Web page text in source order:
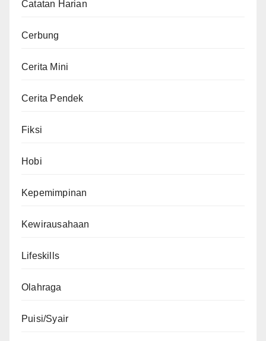
Catatan Harian
Cerbung
Cerita Mini
Cerita Pendek
Fiksi
Hobi
Kepemimpinan
Kewirausahaan
Lifeskills
Olahraga
Puisi/Syair